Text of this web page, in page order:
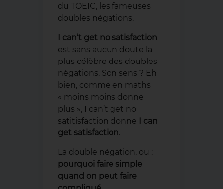
du TOEIC, les fameuses
doubles négations.
I can’t get no satisfaction
est sans aucun doute la
plus célèbre des doubles
négations. Son sens ? Eh
bien, comme en maths
« moins moins donne
plus », I can’t get no
satitisfaction donne
I can
get satisfaction.
La double négation, ou :
pourquoi faire simple
quand on peut faire